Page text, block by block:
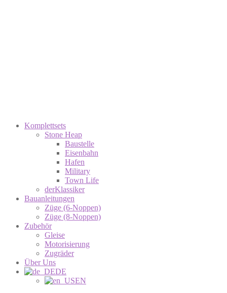
Komplettsets
Stone Heap
Baustelle
Eisenbahn
Hafen
Military
Town Life
derKlassiker
Bauanleitungen
Züge (6-Noppen)
Züge (8-Noppen)
Zubehör
Gleise
Motorisierung
Zugräder
Über Uns
DE
EN